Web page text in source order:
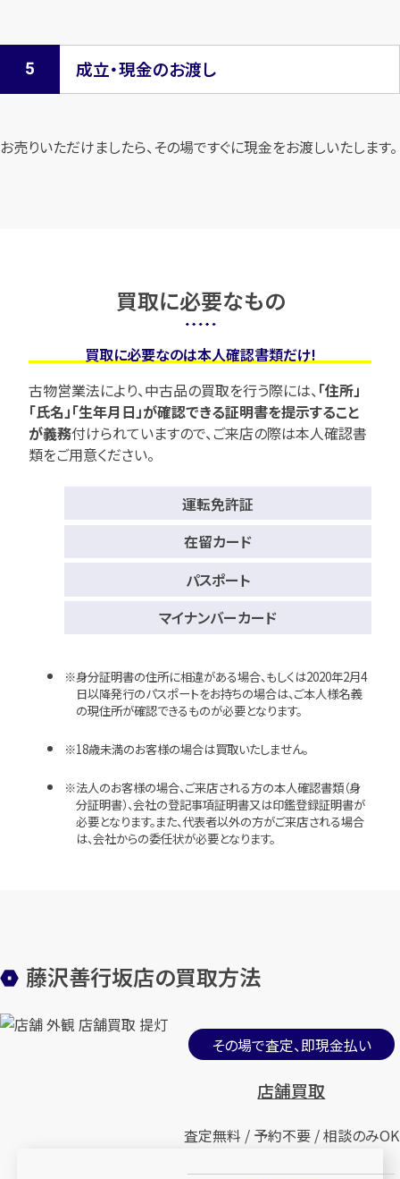
成立・現金のお渡し
お売りいただけましたら、その場ですぐに現金をお渡しいたします。
買取に必要なもの
買取に必要なのは本人確認書類だけ!
古物営業法により、中古品の買取を行う際には、「住所」
「氏名」「生年月日」が確認できる証明書を提示すること
が義務付けられていますので、ご来店の際は本人確認書
類をご用意ください。
運転免許証
在留カード
パスポート
マイナンバーカード
身分証明書の住所に相違がある場合、もしくは2020年2月4
日以降発行のパスポートをお持ちの場合は、ご本人様名義
の現住所が確認できるものが必要となります。
18歳未満のお客様の場合は買取いたしません。
法人のお客様の場合、ご来店される方の本人確認書類（身
分証明書）、会社の登記事項証明書又は印鑑登録証明書が
必要となります。また、代表者以外の方がご来店される場合
は、会社からの委任状が必要となります。
藤沢善行坂店の買取方法
その場で査定、即現金払い
店舗買取
査定無料 / 予約不要 / 相談のみOK